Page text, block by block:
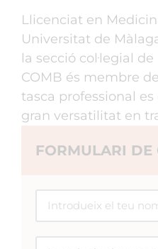
Llicenciat en
Universitat de
la secció col·legial
COMB és membre
tasca professional
gran versatilitat en
FORMULARI DE